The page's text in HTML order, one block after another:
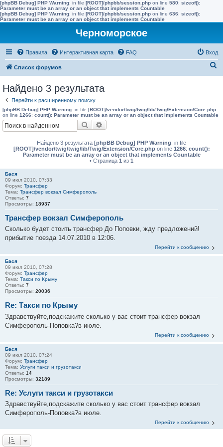
[phpBB Debug] PHP Warning: in file [ROOT]/phpbb/session.php on line 580: sizeof():
Parameter must be an array or an object that implements Countable
[phpBB Debug] PHP Warning: in file [ROOT]/phpbb/session.php on line 636: sizeof():
Parameter must be an array or an object that implements Countable
Черноморское
Правила Интерактивная карта FAQ Вход
Список форумов
к
Найдено 3 результата
Перейти к расширенному поиску
[phpBB Debug] PHP Warning: in file [ROOT]/vendor/twig/twig/lib/Twig/Extension/Core.php
on line 1266: count(): Parameter must be an array or an object that implements Countable
Поиск
Найдено 3 результата [phpBB Debug] PHP Warning: in file
[ROOT]/vendor/twig/twig/lib/Twig/Extension/Core.phpon line 1266: count():
Parameter must be an array or an object that implements Countable
• Страница 1 из 1
Бася
09 июл 2010, 07:33
Форум: Трансфер
Тема: Трансфер вокзал Симферополь
Ответы: 7
Просмотры: 18937
Трансфер вокзал Симферополь
Сколько будет стоить трансфер До Поповки, жду предложений!
прибытие поезда 14.07.2010 в 12:06.
Перейти к сообщению
Бася
09 июл 2010, 07:28
Форум: Трансфер
Тема: Такси по Крыму
Ответы: 7
Просмотры: 20036
Re: Такси по Крыму
Здравствуйте,подскажите сколько у вас стоит трансфер вокзал
Симферополь-Поповка?в июле.
Перейти к сообщению
Бася
09 июл 2010, 07:24
Форум: Трансфер
Тема: Услуги такси и грузотакси
Ответы: 14
Просмотры: 32189
Re: Услуги такси и грузотакси
Здравствуйте,подскажите сколько у вас стоит трансфер вокзал
Симферополь-Поповка?в июле.
Перейти к сообщению